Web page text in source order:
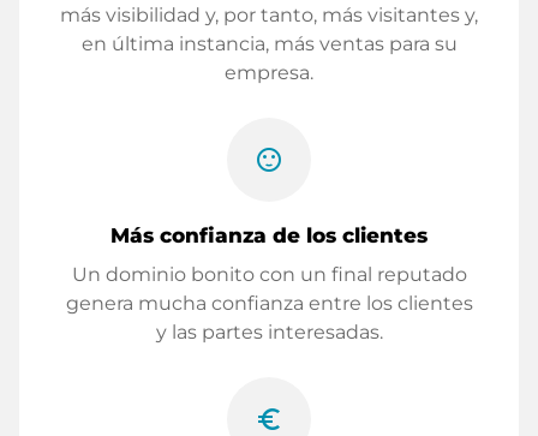
más visibilidad y, por tanto, más visitantes y,
en última instancia, más ventas para su
empresa.
sentiment_satisfied
Más confianza de los clientes
Un dominio bonito con un final reputado
genera mucha confianza entre los clientes
y las partes interesadas.
euro_symbol